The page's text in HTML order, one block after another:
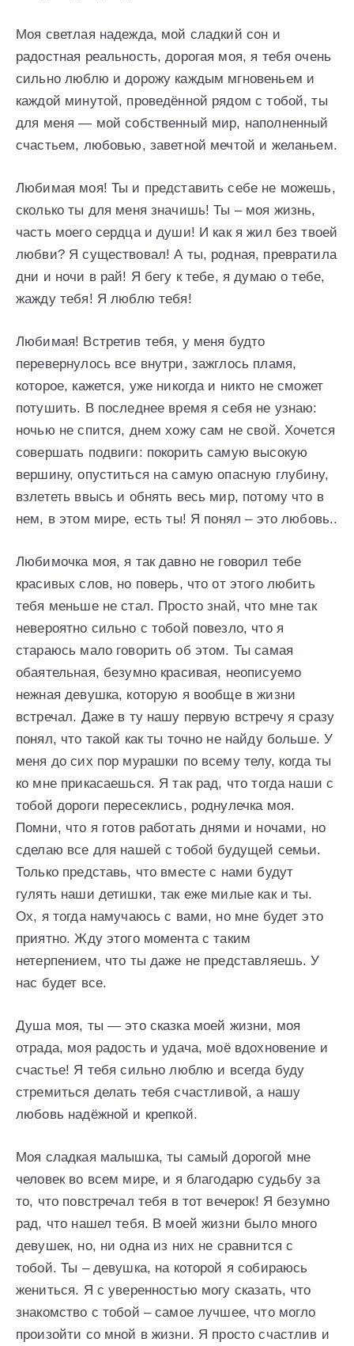
Моя светлая надежда, мой сладкий сон и
радостная реальность, дорогая моя, я тебя очень
сильно люблю и дорожу каждым мгновеньем и
каждой минутой, проведённой рядом с тобой, ты
для меня — мой собственный мир, наполненный
счастьем, любовью, заветной мечтой и желаньем.
Любимая моя! Ты и представить себе не можешь,
сколько ты для меня значишь! Ты – моя жизнь,
часть моего сердца и души! И как я жил без твоей
любви? Я существовал! А ты, родная, превратила
дни и ночи в рай! Я бегу к тебе, я думаю о тебе,
жажду тебя! Я люблю тебя!
Любимая! Встретив тебя, у меня будто
перевернулось все внутри, зажглось пламя,
которое, кажется, уже никогда и никто не сможет
потушить. В последнее время я себя не узнаю:
ночью не спится, днем хожу сам не свой. Хочется
совершать подвиги: покорить самую высокую
вершину, опуститься на самую опасную глубину,
взлететь ввысь и обнять весь мир, потому что в
нем, в этом мире, есть ты! Я понял – это любовь..
Любимочка моя, я так давно не говорил тебе
красивых слов, но поверь, что от этого любить
тебя меньше не стал. Просто знай, что мне так
невероятно сильно с тобой повезло, что я
стараюсь мало говорить об этом. Ты самая
обаятельная, безумно красивая, неописуемо
нежная девушка, которую я вообще в жизни
встречал. Даже в ту нашу первую встречу я сразу
понял, что такой как ты точно не найду больше. У
меня до сих пор мурашки по всему телу, когда ты
ко мне прикасаешься. Я так рад, что тогда наши с
тобой дороги пересеклись, роднулечка моя.
Помни, что я готов работать днями и ночами, но
сделаю все для нашей с тобой будущей семьи.
Только представь, что вместе с нами будут
гулять наши детишки, так еже милые как и ты.
Ох, я тогда намучаюсь с вами, но мне будет это
приятно. Жду этого момента с таким
нетерпением, что ты даже не представляешь. У
нас будет все.
Душа моя, ты — это сказка моей жизни, моя
отрада, моя радость и удача, моё вдохновение и
счастье! Я тебя сильно люблю и всегда буду
стремиться делать тебя счастливой, а нашу
любовь надёжной и крепкой.
Моя сладкая малышка, ты самый дорогой мне
человек во всем мире, и я благодарю судьбу за
то, что повстречал тебя в тот вечерок! Я безумно
рад, что нашел тебя. В моей жизни было много
девушек, но, ни одна из них не сравнится с
тобой. Ты – девушка, на которой я собираюсь
жениться. Я с уверенностью могу сказать, что
знакомство с тобой – самое лучшее, что могло
произойти со мной в жизни. Я просто счастлив и